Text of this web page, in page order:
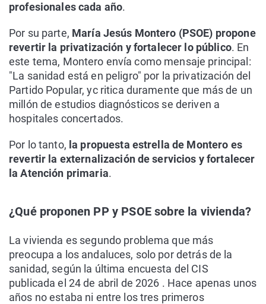
profesionales cada año.
Por su parte, María Jesús Montero (PSOE) propone
revertir la privatización y fortalecer lo público. En
este tema, Montero envía como mensaje principal:
"La sanidad está en peligro" por la privatización del
Partido Popular, yc ritica duramente que más de un
millón de estudios diagnósticos se deriven a
hospitales concertados.
Por lo tanto, la propuesta estrella de Montero es
revertir la externalización de servicios y fortalecer
la Atención primaria.
¿Qué proponen PP y PSOE sobre la vivienda?
La vivienda es segundo problema que más
preocupa a los andaluces, solo por detrás de la
sanidad, según la última encuesta del CIS
publicada el 24 de abril de 2026 . Hace apenas unos
años no estaba ni entre los tres primeros